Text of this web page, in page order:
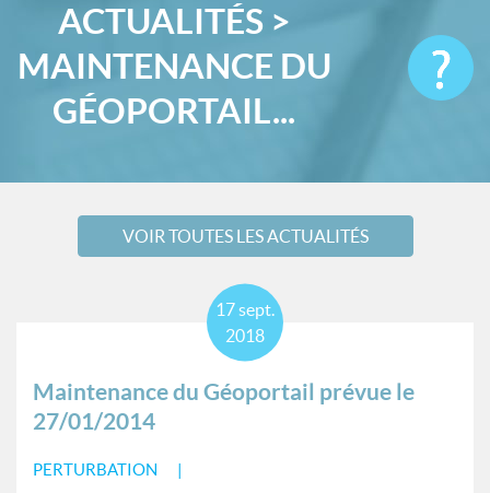
ACTUALITÉS >
MAINTENANCE DU
GÉOPORTAIL...
VOIR TOUTES LES ACTUALITÉS
Maintenance du Géoportail prévue le
27/01/2014
PERTURBATION
17sept.
2018